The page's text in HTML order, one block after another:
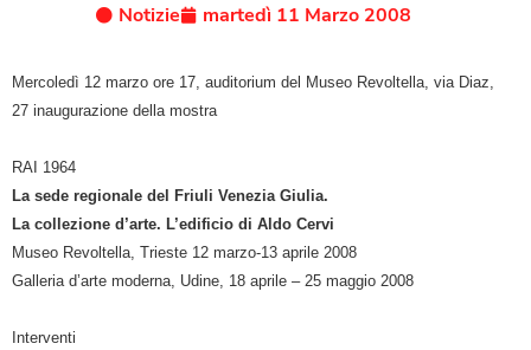
Notizie martedì 11 Marzo 2008
Mercoledì 12 marzo ore 17, auditorium del Museo Revoltella, via Diaz,
27 inaugurazione della mostra
RAI 1964
La sede regionale del Friuli Venezia Giulia.
La collezione d’arte. L’edificio di Aldo Cervi
Museo Revoltella, Trieste 12 marzo-13 aprile 2008
Galleria d’arte moderna, Udine, 18 aprile – 25 maggio 2008
Interventi